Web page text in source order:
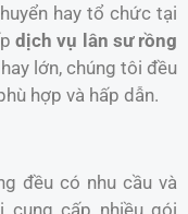
hay tổ chức tại
dịch vụ lân sư rồng
lớn, chúng tôi đều
hợp và hấp dẫn.
đều có nhu cầu và
cung cấp nhiều gói